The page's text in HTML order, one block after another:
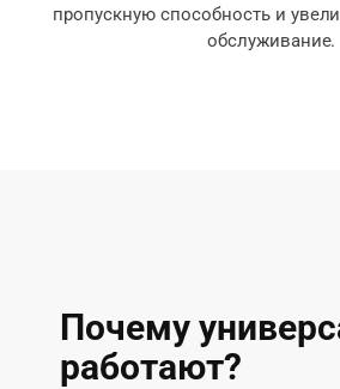
пропускную способность и
обслуживание.
Почему
работают?